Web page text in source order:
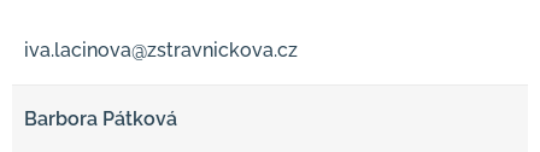
iva.lacinova@zstravnickova.cz
Barbora Pátková